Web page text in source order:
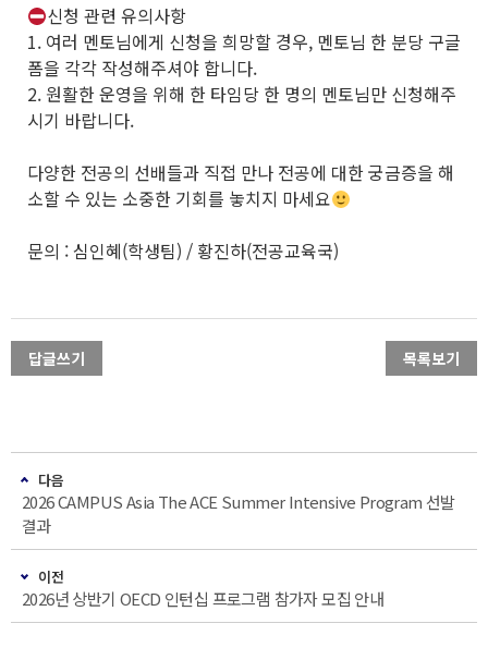
신청 관련 유의사항
1. 여러 멘토님에게 신청을 희망할 경우, 멘토님 한 분당 구글
폼을 각각 작성해주셔야 합니다.
2. 원활한 운영을 위해 한 타임당 한 명의 멘토님만 신청해주
시기 바랍니다.
다양한 전공의 선배들과 직접 만나 전공에 대한 궁금증을 해
소할 수 있는 소중한 기회를 놓치지 마세요
문의 : 심인혜(학생팀) / 황진하(전공교육국)
답글쓰기 목록보기
다음
2026 CAMPUS Asia The ACE Summer Intensive Program 선발
결과
이전
2026년 상반기 OECD 인턴십 프로그램 참가자 모집 안내